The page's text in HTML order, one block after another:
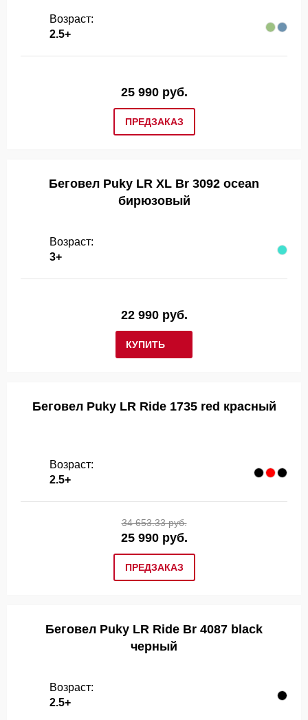
Возраст:
2.5+
ПРЕДЗАКАЗ
25 990 руб.
Беговел Puky LR XL Br 3092 ocean
бирюзовый
Возраст:
3+
КУПИТЬ
22 990 руб.
Беговел Puky LR Ride 1735 red красный
Возраст:
2.5+
ПРЕДЗАКАЗ
34 653.33 руб.
25 990 руб.
Беговел Puky LR Ride Br 4087 black
черный
Возраст:
2.5+